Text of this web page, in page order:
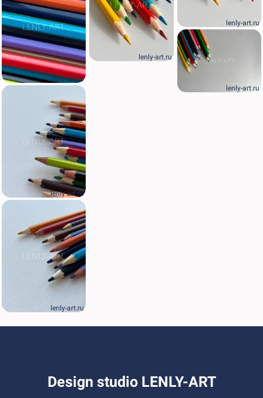
lenly-art.ru
lenly-art.ru
lenly-art.ru
lenly-art.ru
lenly-art.ru
lenly-art.ru
Design studio LENLY-ART